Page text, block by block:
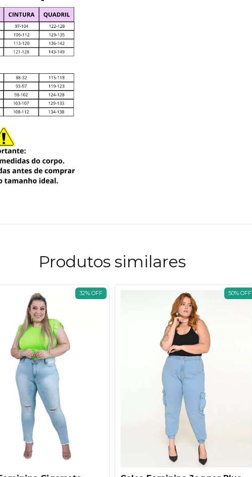
Produtos similares
32% OFF 50% OFF